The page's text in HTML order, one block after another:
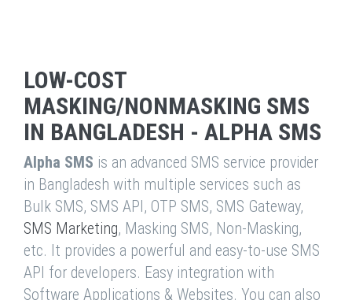
LOW-COST
MASKING/NONMASKING SMS
IN BANGLADESH - ALPHA SMS
Alpha SMS is an advanced SMS service provider
in Bangladesh with multiple services such as
Bulk SMS, SMS API, OTP SMS, SMS Gateway,
SMS Marketing, Masking SMS, Non-Masking,
etc. It provides a powerful and easy-to-use SMS
API for developers. Easy integration with
Software Applications & Websites. You can also